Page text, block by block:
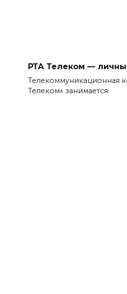
РТА Телеком —
Телекоммуникационная
Телеком» занимается